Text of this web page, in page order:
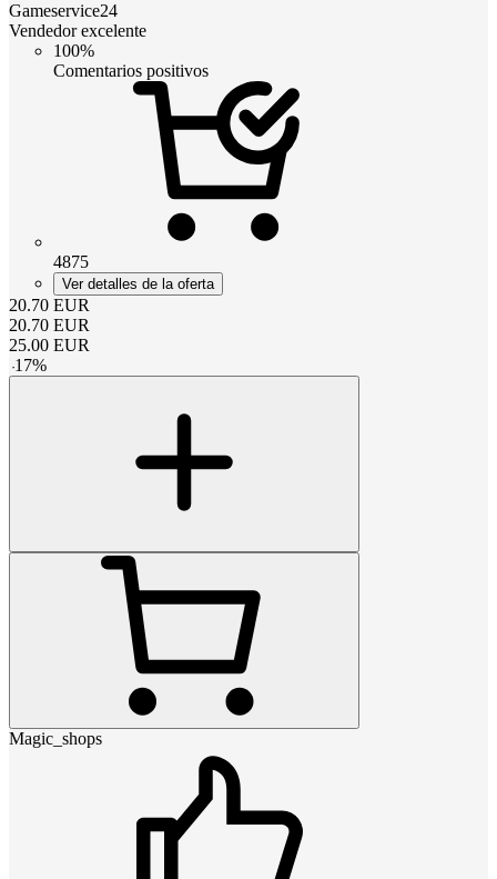
Gameservice24
Vendedor excelente
100%
Comentarios positivos
4875
Ver detalles de la oferta
20.70 EUR
20.70 EUR
25.00 EUR
-17%
Magic_shops